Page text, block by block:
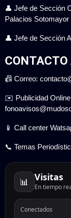
👤 Jefe de Sección
Palacios Sotomayor
👤 Jefe de Sección
📠 Correo:
✉️ Publicidad Online
📱 Call center
📞 Temas
📊 Visitas
En tiempo
Conectados